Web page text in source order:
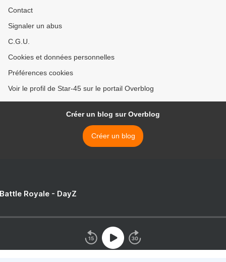
Contact
Signaler un abus
C.G.U.
Cookies et données personnelles
Préférences cookies
Voir le profil de Star-45 sur le portail Overblog
Créer un blog sur Overblog
Créer un blog
Royale - DayZ